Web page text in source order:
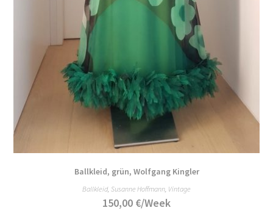
Ballkleid, grün, Wolfgang Kingler
Ballkleid, Susanne Hoffmann, Vintage
150,00 €/Week